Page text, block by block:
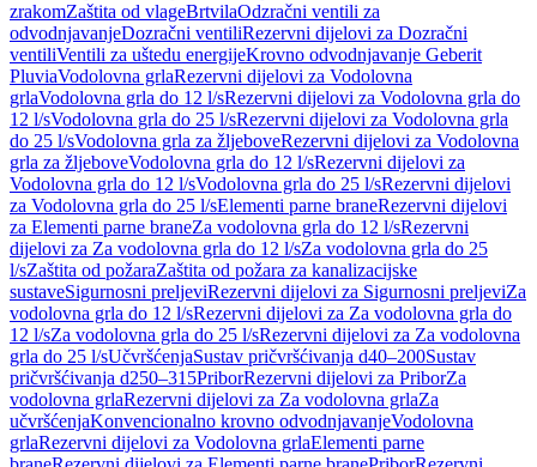
zrakomZaštita od vlageBrtvilaOdzračni ventili za
odvodnjavanjeDozračni ventiliRezervni dijelovi za Dozračni
ventiliVentili za uštedu energijeKrovno odvodnjavanje Geberit
PluviaVodolovna grlaRezervni dijelovi za Vodolovna
grlaVodolovna grla do 12 l/sRezervni dijelovi za Vodolovna grla do
12 l/sVodolovna grla do 25 l/sRezervni dijelovi za Vodolovna grla
do 25 l/sVodolovna grla za žljeboveRezervni dijelovi za Vodolovna
grla za žljeboveVodolovna grla do 12 l/sRezervni dijelovi za
Vodolovna grla do 12 l/sVodolovna grla do 25 l/sRezervni dijelovi
za Vodolovna grla do 25 l/sElementi parne braneRezervni dijelovi
za Elementi parne braneZa vodolovna grla do 12 l/sRezervni
dijelovi za Za vodolovna grla do 12 l/sZa vodolovna grla do 25
l/sZaštita od požaraZaštita od požara za kanalizacijske
sustaveSigurnosni preljeviRezervni dijelovi za Sigurnosni preljeviZa
vodolovna grla do 12 l/sRezervni dijelovi za Za vodolovna grla do
12 l/sZa vodolovna grla do 25 l/sRezervni dijelovi za Za vodolovna
grla do 25 l/sUčvršćenjaSustav pričvršćivanja d40–200Sustav
pričvršćivanja d250–315PriborRezervni dijelovi za PriborZa
vodolovna grlaRezervni dijelovi za Za vodolovna grlaZa
učvršćenjaKonvencionalno krovno odvodnjavanjeVodolovna
grlaRezervni dijelovi za Vodolovna grlaElementi parne